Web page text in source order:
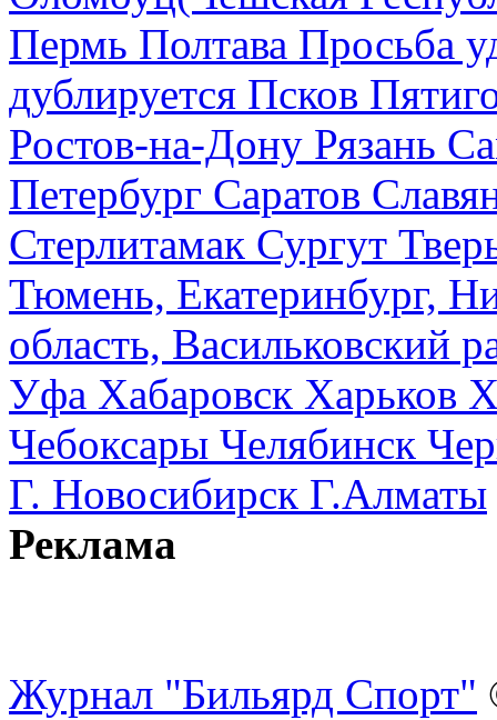
Пермь Полтава Просьба
дублируется Псков
Ростов-на-Дону Рязань
Петербург Саратов
Стерлитамак Сургут
Тюмень, Екатеринбург,
область, Васильковский
Уфа Хабаровск Харьков
Чебоксары Челябинск
Г. Новосибирск Г.Алматы
Реклама
Журнал "Бильярд Спорт"